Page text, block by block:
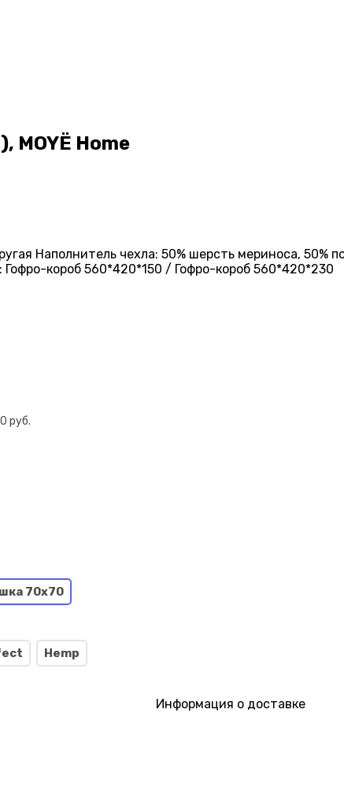
MOYЁ Home
Наполнитель чехла: 50% шерсть мериноса,
Гофро-короб 560*420*150 / Гофро-короб 560*420*230
70х70
Hemp
Информация о доставке